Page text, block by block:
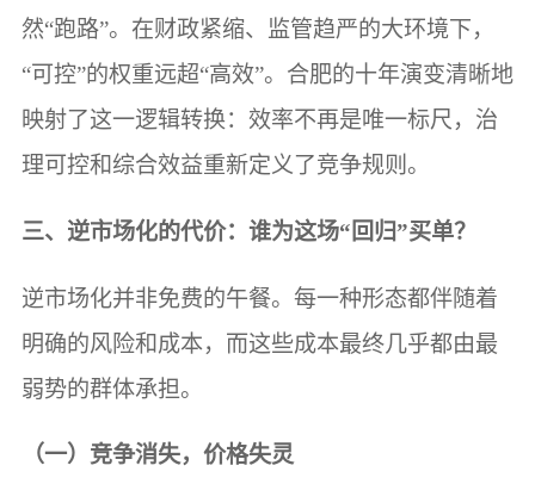
然“跑路”。在财政紧缩、监管趋严的大环境下，
“可控”的权重远超“高效”。合肥的十年演变清晰地
映射了这一逻辑转换：效率不再是唯一标尺，治
理可控和综合效益重新定义了竞争规则。
三、逆市场化的代价：谁为这场“回归”买单？
逆市场化并非免费的午餐。每一种形态都伴随着
明确的风险和成本，而这些成本最终几乎都由最
弱势的群体承担。
（一）竞争消失，价格失灵